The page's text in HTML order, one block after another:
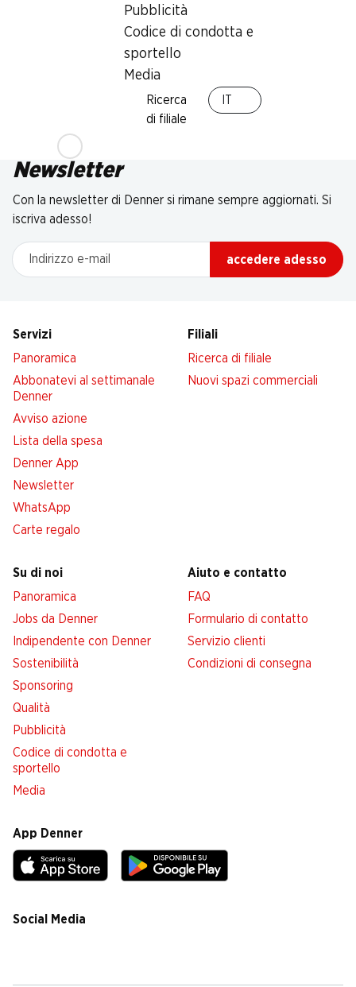
Pubblicità
Codice di condotta e
sportello
Media
Ricerca
di filiale
Newsletter
Con la newsletter di Denner si rimane sempre aggiornati. Si
iscriva adesso!
Indirizzo e-mail
accedere adesso
Servizi
Panoramica
Abbonatevi al settimanale
Denner
Avviso azione
Lista della spesa
Denner App
Newsletter
WhatsApp
Carte regalo
Filiali
Ricerca di filiale
Nuovi spazi commerciali
Su di noi
Panoramica
Jobs da Denner
Indipendente con Denner
Sostenibilità
Sponsoring
Qualità
Pubblicità
Codice di condotta e
sportello
Media
Aiuto e contatto
FAQ
Formulario di contatto
Servizio clienti
Condizioni di consegna
App Denner
Social Media